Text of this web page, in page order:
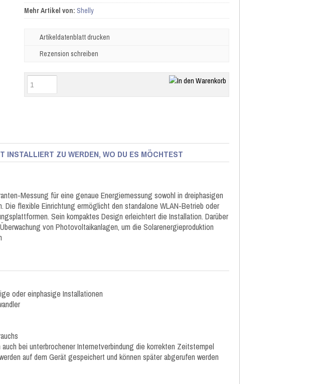
Mehr Artikel von: Shelly
Artikeldatenblatt drucken
Rezension schreiben
INSTALLIERT ZU WERDEN, WO DU ES MÖCHTEST
Messung für eine genaue Energiemessung sowohl in dreiphasigen
Die flexible Einrichtung ermöglicht den standalone WLAN-Betrieb oder
Sein kompaktes Design erleichtert die Installation. Darüber
von Photovoltaikanlagen, um die Solarenergieproduktion
oder einphasige Installationen
bei unterbrochener Internetverbindung die korrekten Zeitstempel
auf dem Gerät gespeichert und können später abgerufen werden